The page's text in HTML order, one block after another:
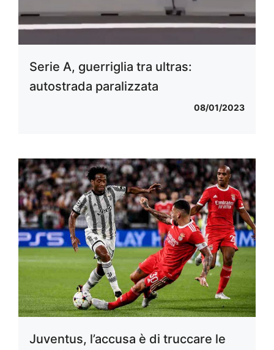
Serie A, guerriglia tra ultras:
autostrada paralizzata
08/01/2023
Juventus, l’accusa è di truccare le